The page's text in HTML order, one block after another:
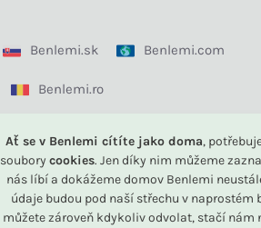
Ať se v Benlemi cítíte jako doma,
soubory cookies. Jen díky nim můžeme
nás líbí a dokážeme domov Benlemi
údaje budou pod naší střechu v naprostém
můžete zároveň kdykoliv odvolat, stačí nám
Benlemi.sk Benlemi.com
Benlemi.ro